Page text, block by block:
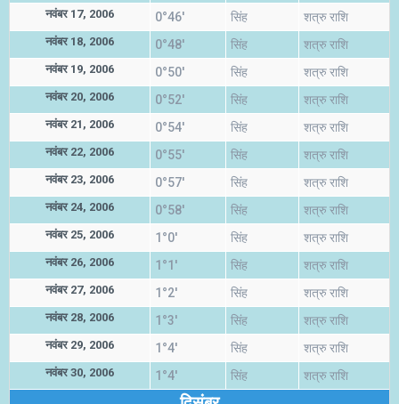
नवंबर 17, 2006 0°46' सिंह शत्रु राशि
नवंबर 18, 2006 0°48' सिंह शत्रु राशि
नवंबर 19, 2006 0°50' सिंह शत्रु राशि
नवंबर 20, 2006 0°52' सिंह शत्रु राशि
नवंबर 21, 2006 0°54' सिंह शत्रु राशि
नवंबर 22, 2006 0°55' सिंह शत्रु राशि
नवंबर 23, 2006 0°57' सिंह शत्रु राशि
नवंबर 24, 2006 0°58' सिंह शत्रु राशि
नवंबर 25, 2006 1°0' सिंह शत्रु राशि
नवंबर 26, 2006 1°1' सिंह शत्रु राशि
नवंबर 27, 2006 1°2' सिंह शत्रु राशि
नवंबर 28, 2006 1°3' सिंह शत्रु राशि
नवंबर 29, 2006 1°4' सिंह शत्रु राशि
नवंबर 30, 2006 1°4' सिंह शत्रु राशि